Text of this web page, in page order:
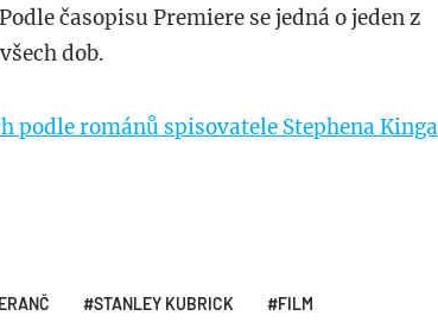
časopisu Premiere se jedná o jeden z
dob.
podle románů spisovatele Stephena Kinga
STANLEY KUBRICK FILM